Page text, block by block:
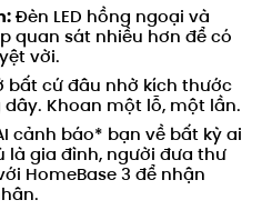
Đèn LED hồng ngoại và
quan sát nhiều hơn để có
vời.
bất cứ đâu nhờ kích thước
Khoan một lỗ, một lần.
cảnh báo* bạn về bất kỳ ai
là gia đình, người đưa thư
HomeBase 3 để nhận